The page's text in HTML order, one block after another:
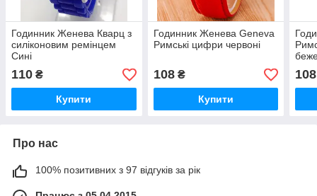
Годинник Женева Кварц з
силіконовим ремінцем
Сині
110 ₴
Купити
Годинник Женева Geneva
Римські цифри червоні
108₴
Купити
108
Про нас
100% позитивних з 97 відгуків за рік